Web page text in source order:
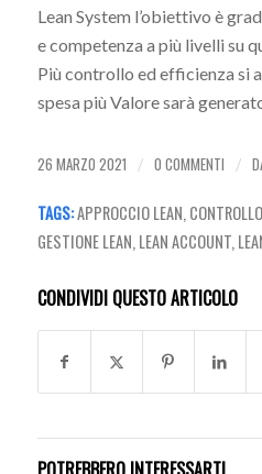
Lean System l’obiettivo è
e competenza a più livelli su
Più controllo ed efficienza si
spesa più Valore sarà
26 MARZO 2021 / 0 COMMENTI /
TAGS:APPROCCIO LEAN,
GESTIONE LEAN, LEAN ACCOUNT,
CONDIVIDI QUESTO ARTICOLO